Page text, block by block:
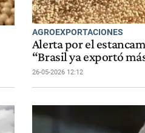
AGROEXPORTACIONES
Alerta por el
“Brasil ya exportó
26-05-2026 12:12